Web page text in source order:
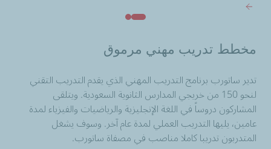
مخطط تدريب مهني مرموق
تدير ساتورب برنامج التدريب المهني الذي يقدم التدريب التقني
لنحو 150 من خريجي المدارس الثانوية السعودية. ويتلقى
المشاركوندروساًفي اللغة الإنجليزية والرياضيات والفيزياء لمدة
عامين، يليها التدريب العملي لمدة عامآخر. وسوف يشغل
المتدربونتدريبا كاملا مناصب في مصفاة ساتورب.